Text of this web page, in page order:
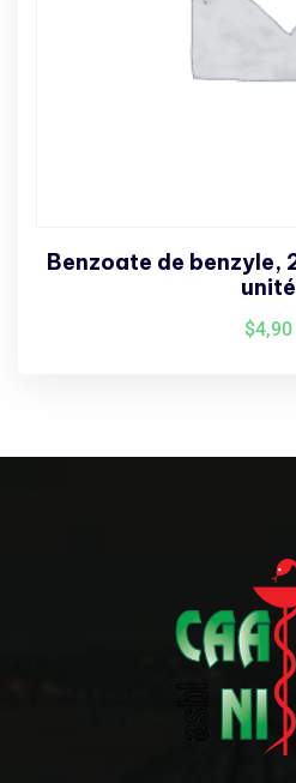
Benzoate de benzyle,
unité
$4,90